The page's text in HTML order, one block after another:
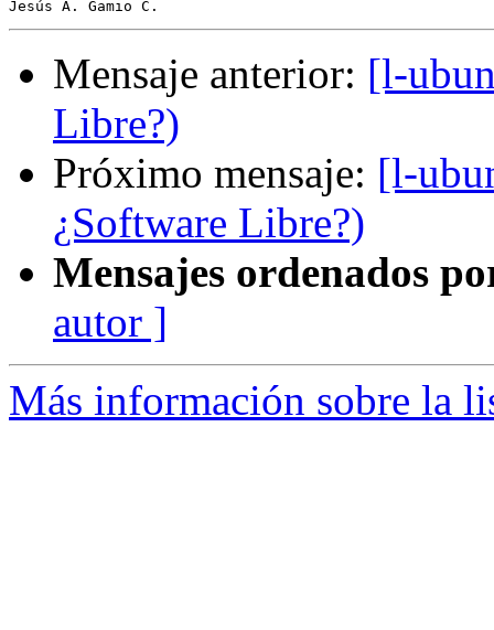
Mensaje anterior: [l-
Libre?)
Próximo mensaje: [l-
¿Software Libre?)
Mensajes ordenados
autor ]
Más información sobre la